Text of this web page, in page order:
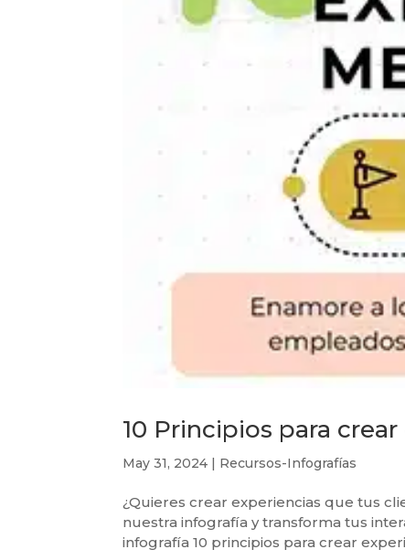
10 Principios para
May 31, 2024 | Recursos-Infografías
¿Quieres crear experiencias que tus
nuestra infografía y transforma tus
infografía 10 principios para crear